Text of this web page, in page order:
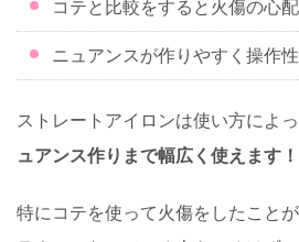
コテと比較をすると火傷の心
ニュアンスが作りやすく操作
ストレートアイロンは使い方によっ
ュアンス作りまで幅広く使えます！
特にコテを使って火傷をしたこと